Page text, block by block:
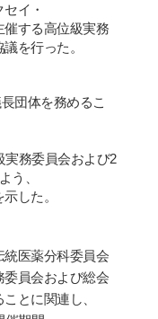
セイ ・
する高位級実務
を行った。
団体を務めるこ
実務委員会および2
う、
した。
統医薬分科委員会
委員会および総会
ことに関連し、